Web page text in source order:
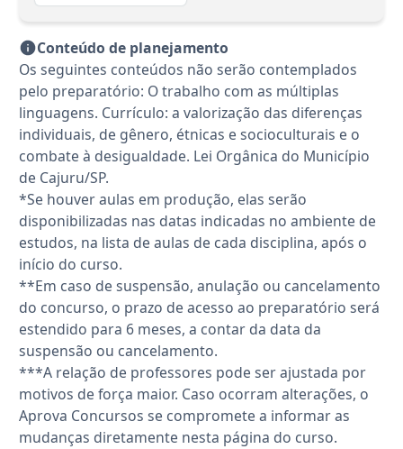
Conteúdo de planejamento
Os seguintes conteúdos não serão contemplados
pelo preparatório: O trabalho com as múltiplas
linguagens. Currículo: a valorização das diferenças
individuais, de gênero, étnicas e socioculturais e o
combate à desigualdade. Lei Orgânica do Município
de Cajuru/SP.
*Se houver aulas em produção, elas serão
disponibilizadas nas datas indicadas no ambiente de
estudos, na lista de aulas de cada disciplina, após o
início do curso.
**Em caso de suspensão, anulação ou cancelamento
do concurso, o prazo de acesso ao preparatório será
estendido para 6 meses, a contar da data da
suspensão ou cancelamento.
***A relação de professores pode ser ajustada por
motivos de força maior. Caso ocorram alterações, o
Aprova Concursos se compromete a informar as
mudanças diretamente nesta página do curso.